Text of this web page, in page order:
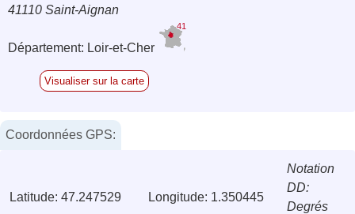
41110 Saint-Aignan
Département: Loir-et-Cher
41
Visualiser sur la carte
Coordonnées GPS:
Latitude: 47.247529 Longitude: 1.350445
Notation
DD:
Degrés